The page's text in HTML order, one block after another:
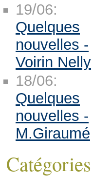
19/06:
Quelques
nouvelles -
Voirin Nelly
18/06:
Quelques
nouvelles -
M.Giraumé
Catégories